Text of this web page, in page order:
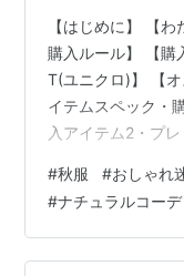
【はじめに】 【
購入ルール】 【購
T(ユニクロ)】
イテムスペック・
入アイテム2・プ
ク・購入時情報】
1】 【着用コーデ
円で予算内ならず
に】 あれこれ値上
#秋服 #おしゃれ
#ナチュラルコーデ